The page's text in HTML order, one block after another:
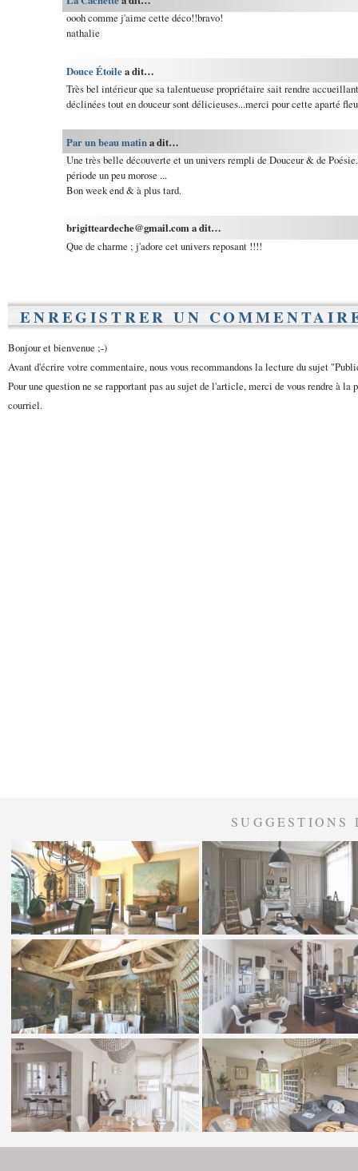
oooh comme j'aime cette déco!!bravo!
nathalie
Douce Étoilea dit…
Très bel intérieur que sa talentueuse propriétaire sait rendre
déclinées tout en douceur sont délicieuses...merci pour cette aparté
Par un beau matina dit…
Une très belle découverte et un univers rempli de Douceur & de
période un peu morose ...
Bon week end & à plus tard.
brigitteardeche@gmail.com a dit…
Que de charme ; j'adore cet univers reposant !!!!
ENREGISTRER UN
Bonjour et bienvenue ;-)
Avant d'écrire votre commentaire, nous vous recommandons la lecture du sujet
Pour une question ne se rapportant pas au sujet de l'article, merci de vous rendre à la
courriel.